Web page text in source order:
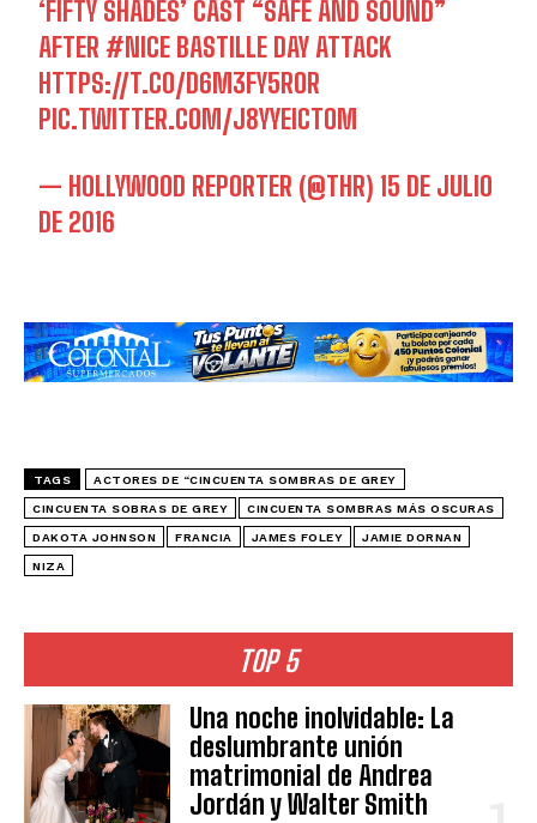
TOP 5
Una noche inolvidable: La
deslumbrante unión
matrimonial de Andrea
Jordán y Walter Smith
‘FIFTY SHADES’ CAST “SAFE AND SOUND”
AFTER#NICE BASTILLE DAY ATTACK
HTTPS://T.CO/D6M3FY5ROR
PIC.TWITTER.COM/J8YYEICTOM
— HOLLYWOOD REPORTER (@THR)15 DE JULIO
DE 2016
TAGS ACTORES DE “CINCUENTA SOMBRAS DE GREY
CINCUENTA SOBRAS DE GREY CINCUENTA SOMBRAS MÁS OSCURAS
DAKOTA JOHNSON FRANCIA JAMES FOLEY JAMIE DORNAN
NIZA